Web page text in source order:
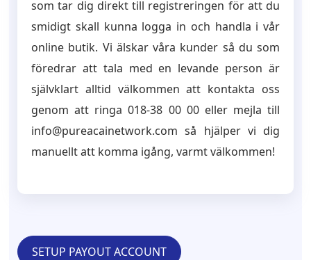
som tar dig direkt till registreringen för att du
smidigt skall kunna logga in och handla i vår
online butik. Vi älskar våra kunder så du som
föredrar att tala med en levande person är
självklart alltid välkommen att kontakta oss
genom att ringa 018-38 00 00 eller mejla till
info@pureacainetwork.com så hjälper vi dig
manuellt att komma igång, varmt välkommen!
SETUP PAYOUT ACCOUNT